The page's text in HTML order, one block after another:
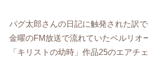
パグ太郎さんの日記に触発された訳
金曜のFM放送で流れていたベルリオ
「キリストの幼時」作品25のエアチ